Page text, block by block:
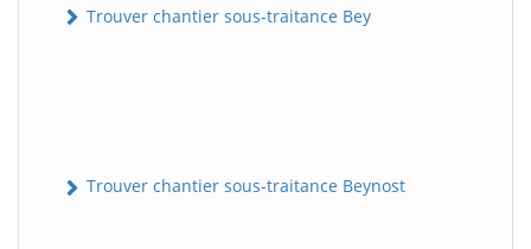
Trouver chantier sous-traitance Bey
Trouver chantier sous-traitance Beynost